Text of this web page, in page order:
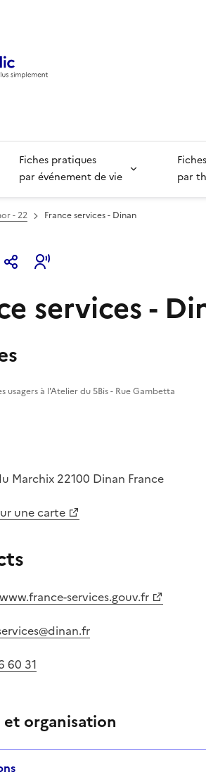
Fiches pratiques
par événement de vie
par
- 22 France services - Dinan
services -
usagers à l'Atelier du 5Bis - Rue Gambetta
Marchix 22100 Dinan France
une carte
services.gouv.fr
60 31
et organisation